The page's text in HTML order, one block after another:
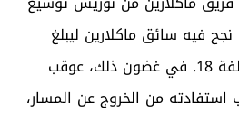
فيه سائق ماكلارين ليبلغ
الفارق 7.102 ثوانٍ في اللفة 18. في غضون ذلك، عوقب
ثوانٍ بسبب استفادته من الخروج عن المسار،